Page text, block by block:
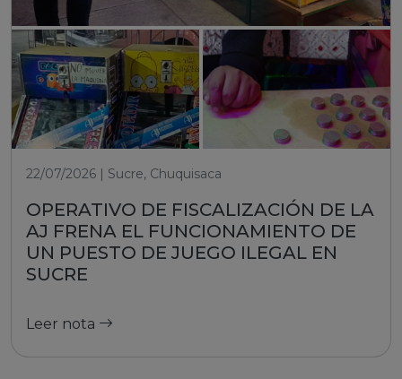
22/07/2026 | Sucre, Chuquisaca
OPERATIVO DE FISCALIZACIÓN DE LA
AJ FRENA EL FUNCIONAMIENTO DE
UN PUESTO DE JUEGO ILEGAL EN
SUCRE
Leer nota